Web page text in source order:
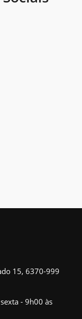
15, 6370-999
- 9h00 às